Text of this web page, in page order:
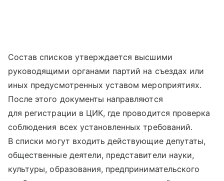
Состав списков утверждается высшими
руководящими органами партий на съездах или
иных предусмотренных уставом мероприятиях.
После этого документы направляются
для регистрации в ЦИК, где проводится проверка
соблюдения всех установленных требований.
В списки могут входить действующие депутаты,
общественные деятели, представители науки,
культуры, образования, предпринимательского